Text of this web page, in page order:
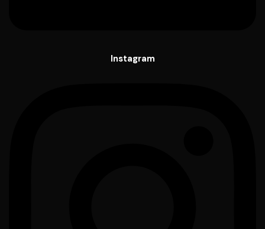
Instagram